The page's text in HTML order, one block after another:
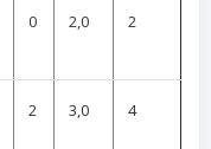
0 2,0 2
2 3,0 4